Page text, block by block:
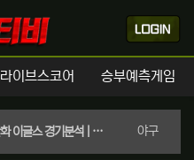
라이브스코어 승부예측게임
8월 10일 (일) KBO LG 트윈스 vs 한화 이글스 경기분석 | 실시간 스포츠중계 야구분류